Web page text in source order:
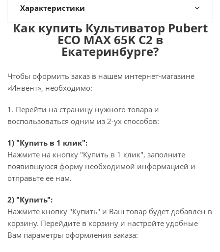
Характеристики
Как купить Культиватор Pubert
ECO MAX 65K C2 в
Екатеринбурге?
Чтобы оформить заказ в нашем интернет-магазине
«Инвент», необходимо:
1. Перейти на страницу нужного товара и
воспользоваться одним из 2-ух способов:
1) "Купить в 1 клик":
Нажмите на кнопку "Купить в 1 клик", заполните
появившуюся форму необходимой информацией и
отправьте ее нам.
2) "Купить":
Нажмите кнопку "Купить" и Ваш товар будет добавлен в
корзину. Перейдите в корзину и настройте удобные
Вам параметры оформления заказа: